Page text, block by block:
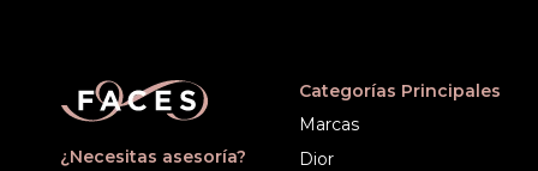
¿Necesitas asesoría?
Categorías Principales
Marcas
Dior